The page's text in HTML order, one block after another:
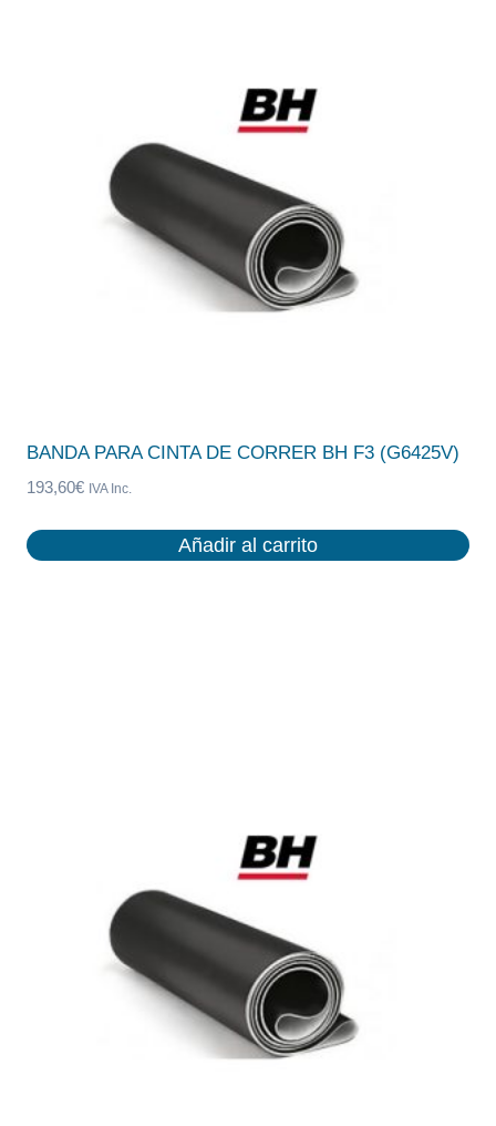
BANDA PARA CINTA DE CORRER BH F3 (G6425V)
193,60€ IVA Inc.
Añadir al carrito